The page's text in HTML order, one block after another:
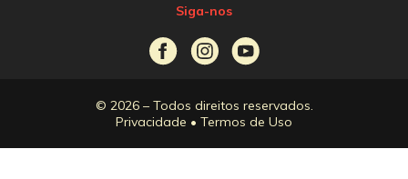
Siga-nos
© 2026 – Todos direitos reservados.
Privacidade • Termos de Uso